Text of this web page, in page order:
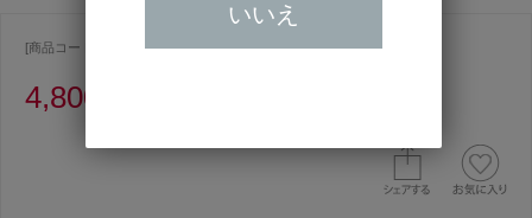
[商品コード ] 1579
4,800円
いいえ